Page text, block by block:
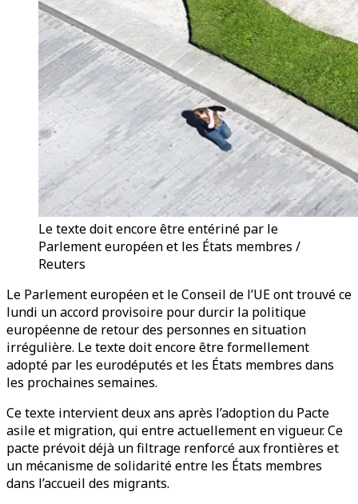
Le texte doit encore être entériné par le
Parlement européen et les États membres /
Reuters
Le Parlement européen et le Conseil de l’UE ont trouvé ce
lundi un accord provisoire pour durcir la politique
européenne de retour des personnes en situation
irrégulière. Le texte doit encore être formellement
adopté par les eurodéputés et les États membres dans
les prochaines semaines.
Ce texte intervient deux ans après l’adoption du Pacte
asile et migration, qui entre actuellement en vigueur. Ce
pacte prévoit déjà un filtrage renforcé aux frontières et
un mécanisme de solidarité entre les États membres
dans l’accueil des migrants.